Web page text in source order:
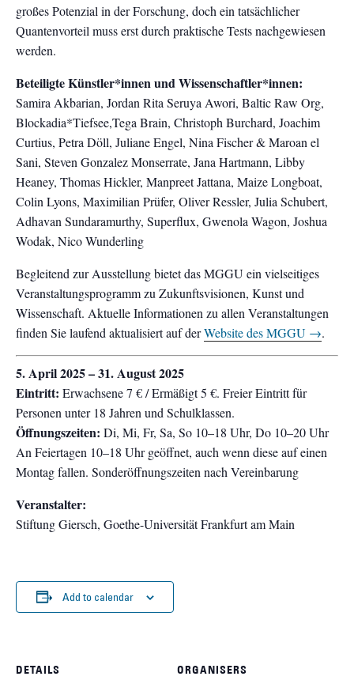
großes Potenzial in der Forschung, doch ein tatsächlicher
Quantenvorteil muss erst durch praktische Tests nachgewiesen
werden.
Beteiligte Künstler*innen und Wissenschaftler*innen:
Samira Akbarian, Jordan Rita Seruya Awori, Baltic Raw Org,
Blockadia*Tiefsee,Tega Brain, Christoph Burchard, Joachim
Curtius, Petra Döll, Juliane Engel, Nina Fischer & Maroan el
Sani, Steven Gonzalez Monserrate, Jana Hartmann, Libby
Heaney, Thomas Hickler, Manpreet Jattana, Maize Longboat,
Colin Lyons, Maximilian Prüfer, Oliver Ressler, Julia Schubert,
Adhavan Sundaramurthy, Superflux, Gwenola Wagon, Joshua
Wodak, Nico Wunderling
Begleitend zur Ausstellung bietet das MGGU ein vielseitiges
Veranstaltungsprogramm zu Zukunftsvisionen, Kunst und
Wissenschaft. Aktuelle Informationen zu allen Veranstaltungen
finden Sie laufend aktualisiert auf derWebsite des MGGU →.
5. April 2025 – 31. August 2025
Eintritt: Erwachsene 7 € / Ermäßigt 5 €. Freier Eintritt für
Personen unter 18 Jahren und Schulklassen.
Öffnungszeiten: Di, Mi, Fr, Sa, So 10–18 Uhr, Do 10–20 Uhr
An Feiertagen 10–18 Uhr geöffnet, auch wenn diese auf einen
Montag fallen. Sonderöffnungszeiten nach Vereinbarung
Veranstalter:
Stiftung Giersch, Goethe-Universität Frankfurt am Main
Add to calendar
DETAILS ORGANISERS